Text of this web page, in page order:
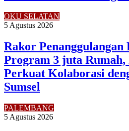
OKU SELATAN
5 Agustus 2026
Rakor
Program 3 juta Rumah,
Perkuat Kolaborasi
Sumsel
PALEMBANG
5 Agustus 2026